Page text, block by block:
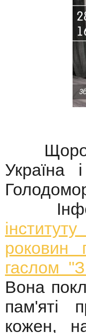
Україна
роковин
гаслом
Вона
пам'яті
кожен,